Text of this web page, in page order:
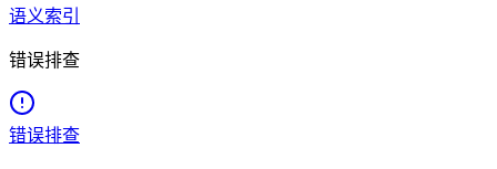
语义索引
错误排查
错误排查